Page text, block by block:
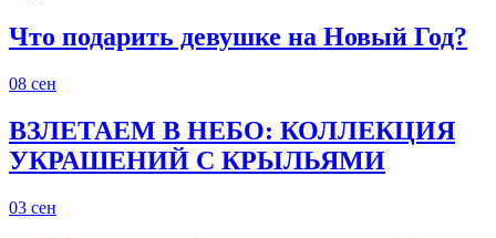
Что подарить девушке на Новый Год?
08 сен
ВЗЛЕТАЕМ В НЕБО: КОЛЛЕКЦИЯ
УКРАШЕНИЙ С КРЫЛЬЯМИ
03 сен